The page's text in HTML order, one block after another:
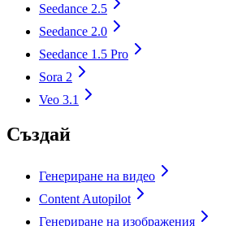
Seedance 2.5
Seedance 2.0
Seedance 1.5 Pro
Sora 2
Veo 3.1
Създай
Генериране на видео
Content Autopilot
Генериране на изображения